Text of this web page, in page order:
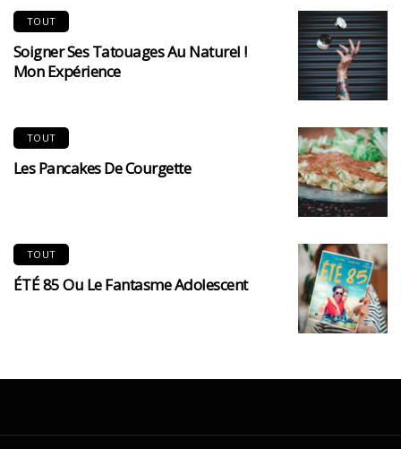
TOUT
Soigner Ses Tatouages Au Naturel !
Mon Expérience
TOUT
Les Pancakes De Courgette
TOUT
ÉTÉ 85 Ou Le Fantasme Adolescent